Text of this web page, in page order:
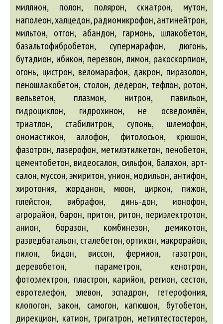
миллион, полон, полярон, скиатрон, мутон,
наполеон, халцедон, радиомикрофон, антинейтрон,
мильтон, отгон, абандон, гармонь, шлакобетон,
базальтофибробетон, супермарафон, дюгонь,
бутадион, ибикон, перезвон, лимон, ракоскорпион,
огонь, цистрон, веломарафон, дакрон, пиразолон,
пеношлакобетон, столон, дедерон, тефлон, ротон,
вельветон, плазмон, нитрон, павильон,
гидроциклон, гидрохинон, не осведомлён,
триатлон, стабилитрон, супонь, шлемофон,
ономастикон, аллофон, фитолосьон, крюшон,
фазотрон, лазерофон, метилэтилкетон, пенобетон,
цементобетон, видеосалон, сильфон, балахон, арт-
салон, муссон, эмиритон, унион, модильон, антифон,
хиротония, жорданон, мюон, циркон, пижон,
плейстон, вибрафон, динь-дон, ионофон,
агрорайон, барон, притон, ритон, периэлектротон,
анион, боразон, комбинезон, демикотон,
разведбатальон, сталебетон, ортикон, макрорайон,
пилон, бидон, виссон, фермион, газотрон,
деревобетон, параметрон, кенотрон,
фотоэлектрон, пластрон, карийон, регион, сестон,
евротелефон, элевон, эспадрон, гетерофония,
клопогон, закон, самогон, капюшон, бутобетон,
дирекцион, катион, тригатрон, метилтестостерон,